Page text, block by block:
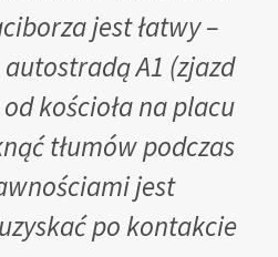
jest łatwy –
A1 (zjazd
kościoła na placu
tłumów podczas
jest
po kontakcie